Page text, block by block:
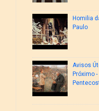
Homilia
Paulo
Avisos
Próximo